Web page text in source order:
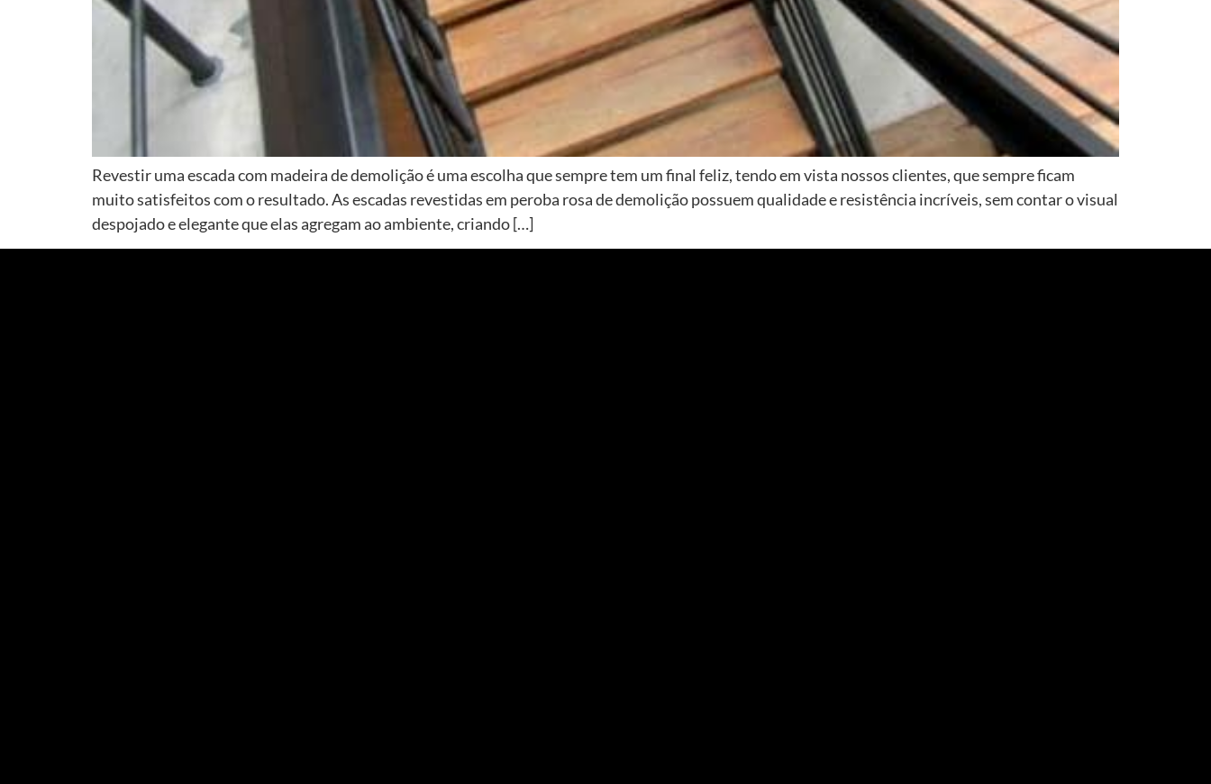
Revestir uma escada com madeira de demolição é uma escolha que sempre tem um final feliz, tendo em vista nossos clientes, que sempre ficam
muito satisfeitos com o resultado. As escadas revestidas em peroba rosa de demolição possuem qualidade e resistência incríveis, sem contar o visual
despojado e elegante que elas agregam ao ambiente, criando […]